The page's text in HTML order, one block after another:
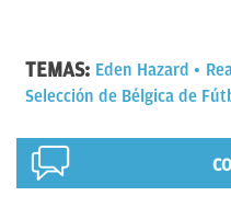
TEMAS: Eden Hazard
Selección de Bélgica de